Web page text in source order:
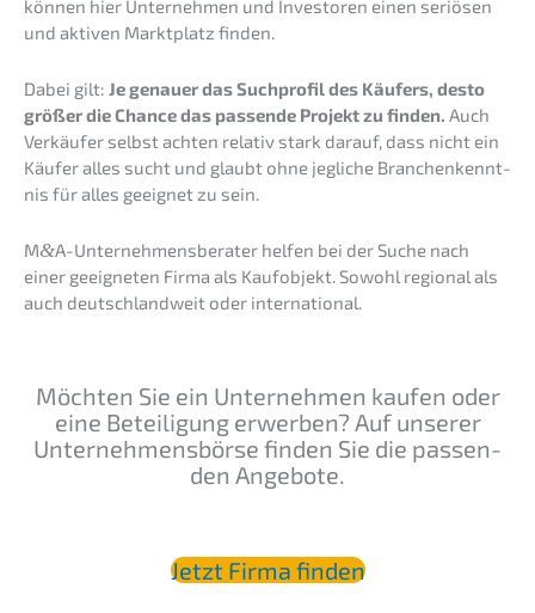
können hier Unter­neh­men und Inves­to­ren einen seriö­sen
und aktiven Markt­platz finden.
Dabei gilt: Je genau­er das Suchpro­fil des Käufers, desto
größer die Chance das passen­de Projekt zu finden. Auch
Verkäu­fer selbst achten relativ stark darauf, dass nicht ein
Käufer alles sucht und glaubt ohne jegli­che Branchen­kennt­
nis für alles geeig­net zu sein.
M&A-Unternehmensberater helfen bei der Suche nach
einer geeig­ne­ten Firma als Kaufob­jekt. Sowohl regio­nal als
auch deutsch­land­weit oder international.
Möchten Sie ein Unter­neh­men kaufen oder
eine Betei­li­gung erwer­ben? Auf unserer
Unter­neh­mens­bör­se finden Sie die passen­
den Angebote.
Jetzt Firma finden